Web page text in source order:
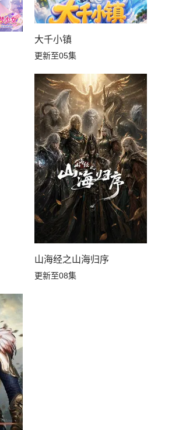
大千小镇
更新至05集
山海经之山海归序
更新至08集